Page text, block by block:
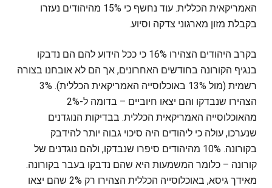
האמריקאית הכללית. עוד נחשף כי 15% מהיהודים נעזרו
בקבלת מזון מארגוני צדקה וסיוע.
בקרב היהודים הצהירו 16% כי ככל הידוע להם הם נדבקו
בנגיף הקורונה בחודשים האחרונים, אך הם לא אובחנו בצורה
רשמית (מול 13% באוכלוסייה האמריקאית הכללית). 3%
הצהירו שנבדקו והם יצאו חיוביים – בדומה ל-2%
מהאוכלוסייה האמריקאית הכללית. בבדיקות הנוגדנים
שנערכו, עולה כי ליהודים היה סיכוי גבוה יותר להידבק
בקורונה. 10% מהיהודים סיפרו שנבדקו, ולהם נוגדנים של
קורונה – כלומר המשמעות היא שהם נדבקו בעבר בקורונה.
מאידך גיסא, באוכלוסייה הכללית הצהירו רק 2% שהם יצאו